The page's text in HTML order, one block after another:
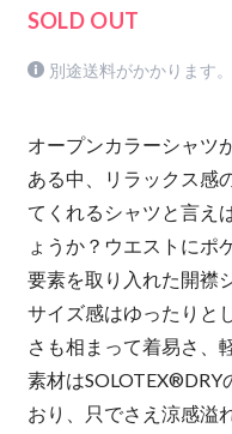
SOLD OUT
別途送料がかかります。
オープンカラーシャツ
ある中、リラックス感
てくれるシャツと言え
ょうか？ウエストにポ
要素を取り入れた開襟
サイズ感はゆったりと
さも相まって着易さ、
素材はSOLOTEX®DRY
おり、只でさえ涼感溢